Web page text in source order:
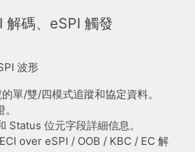
解碼、eSPI 觸發
波形
單/雙/四模式追蹤和協定資料。
位元字段詳細信息。
over eSPI / OOB / KBC / EC 解